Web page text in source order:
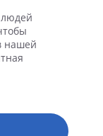
нашей